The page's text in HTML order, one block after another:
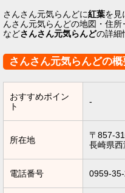
さんさん元気らんどに紅葉を見
んさん元気らんどの地図・住
などさんさん元気らんどの詳細
さんさん元気らんどの概
おすすめポイン
ト
-
所在地
〒857-
長崎県西
電話番号 0959-